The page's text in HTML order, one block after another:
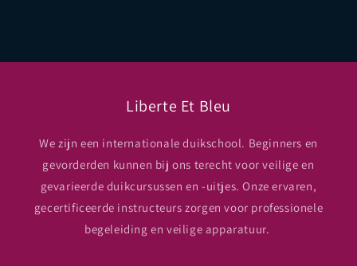
Liberte Et Bleu
We zijn een internationale duikschool. Beginners en
gevorderden kunnen bij ons terecht voor veilige en
gevarieerde duikcursussen en -uitjes. Onze ervaren,
gecertificeerde instructeurs zorgen voor professionele
begeleiding en veilige apparatuur.